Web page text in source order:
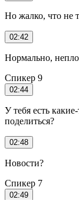
Но жалко, что не
02:42
Нормально,
Спикер 9
02:44
У тебя есть
поделиться?
02:48
Новости?
Спикер 7
02:49